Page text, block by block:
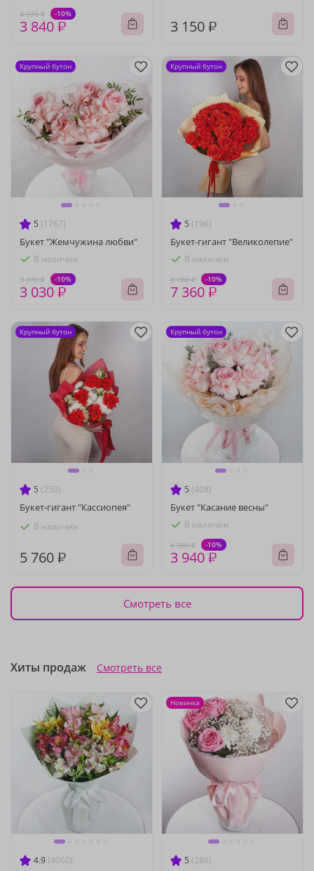
4 270 ₽ -10%
3 840 ₽ 3 150 ₽
5 (1767)
Букет "Жемчужина любви"
В наличии
3 370 ₽ -10%
3 030 ₽
Крупный бутон
5 (196)
Букет-гигант "Великолепие"
В наличии
8 180 ₽ -10%
7 360 ₽
Крупный бутон
5 (250)
Букет-гигант "Кассиопея"
В наличии
5 760 ₽
Крупный бутон
5 (408)
Букет "Касание весны"
В наличии
4 380 ₽ -10%
3 940 ₽
Крупный бутон
Смотреть все
Хиты продаж Смотреть все
4.9 (4060) 5 (286)
Новинка